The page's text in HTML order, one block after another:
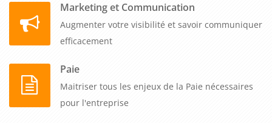
Marketing et Communication
Augmenter votre visibilité et savoir communiquer
efficacement
Paie
Maitriser tous les enjeux de la Paie nécessaires
pour l'entreprise